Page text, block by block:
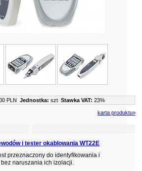
i tester okablowania WT22E
przeznaczony do identyfikowania i
naruszania ich izolacji.
PLN Jednostka: szt Stawka VAT: 23%
karta produktu»